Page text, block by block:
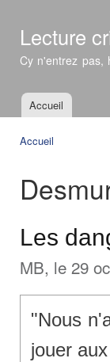
Lecture
Cy n'entrez pas,
Menu principal
Accueil
Accueil
Les
MB, le 29
"Nous
jouer